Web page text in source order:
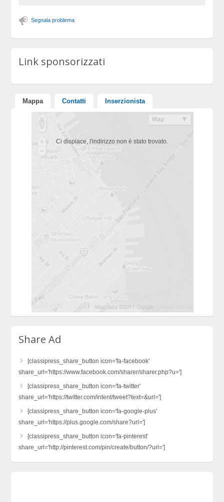
Segnala problema
Link sponsorizzati
Mappa Contatti Inserzionista
Ci dispiace, l'indirizzo non è stato trovato.
Share Ad
[classipress_share_button icon='fa-facebook'
share_url='https://www.facebook.com/sharer/sharer.php?u=']
[classipress_share_button icon='fa-twitter'
share_url='https://twitter.com/intent/tweet?text=&url=']
[classipress_share_button icon='fa-google-plus'
share_url='https://plus.google.com/share?url=']
[classipress_share_button icon='fa-pinterest'
share_url='http://pinterest.com/pin/create/button/?url=']